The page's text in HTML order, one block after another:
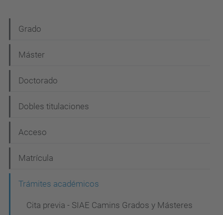
a
v
g
a
i
ó
Grado
Máster
Doctorado
Dobles titulaciones
Acceso
Matrícula
Trámites académicos
Cita previa - SIAE Camins Grados y Másteres